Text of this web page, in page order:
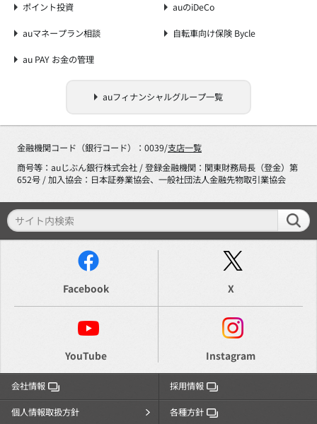
ポイント投資 auのiDeCo
auマネープラン相談 自転車向け保険 Bycle
au PAY お金の管理
auフィナンシャルグループ一覧
金融機関コード（銀行コード）：0039/支店一覧
商号等：auじぶん銀行株式会社 / 登録金融機関：関東財務局長（登金）第
652号 / 加入協会：日本証券業協会、一般社団法人金融先物取引業協会
Facebook X
YouTube Instagram
会社情報 採用情報
個人情報取扱方針 各種方針